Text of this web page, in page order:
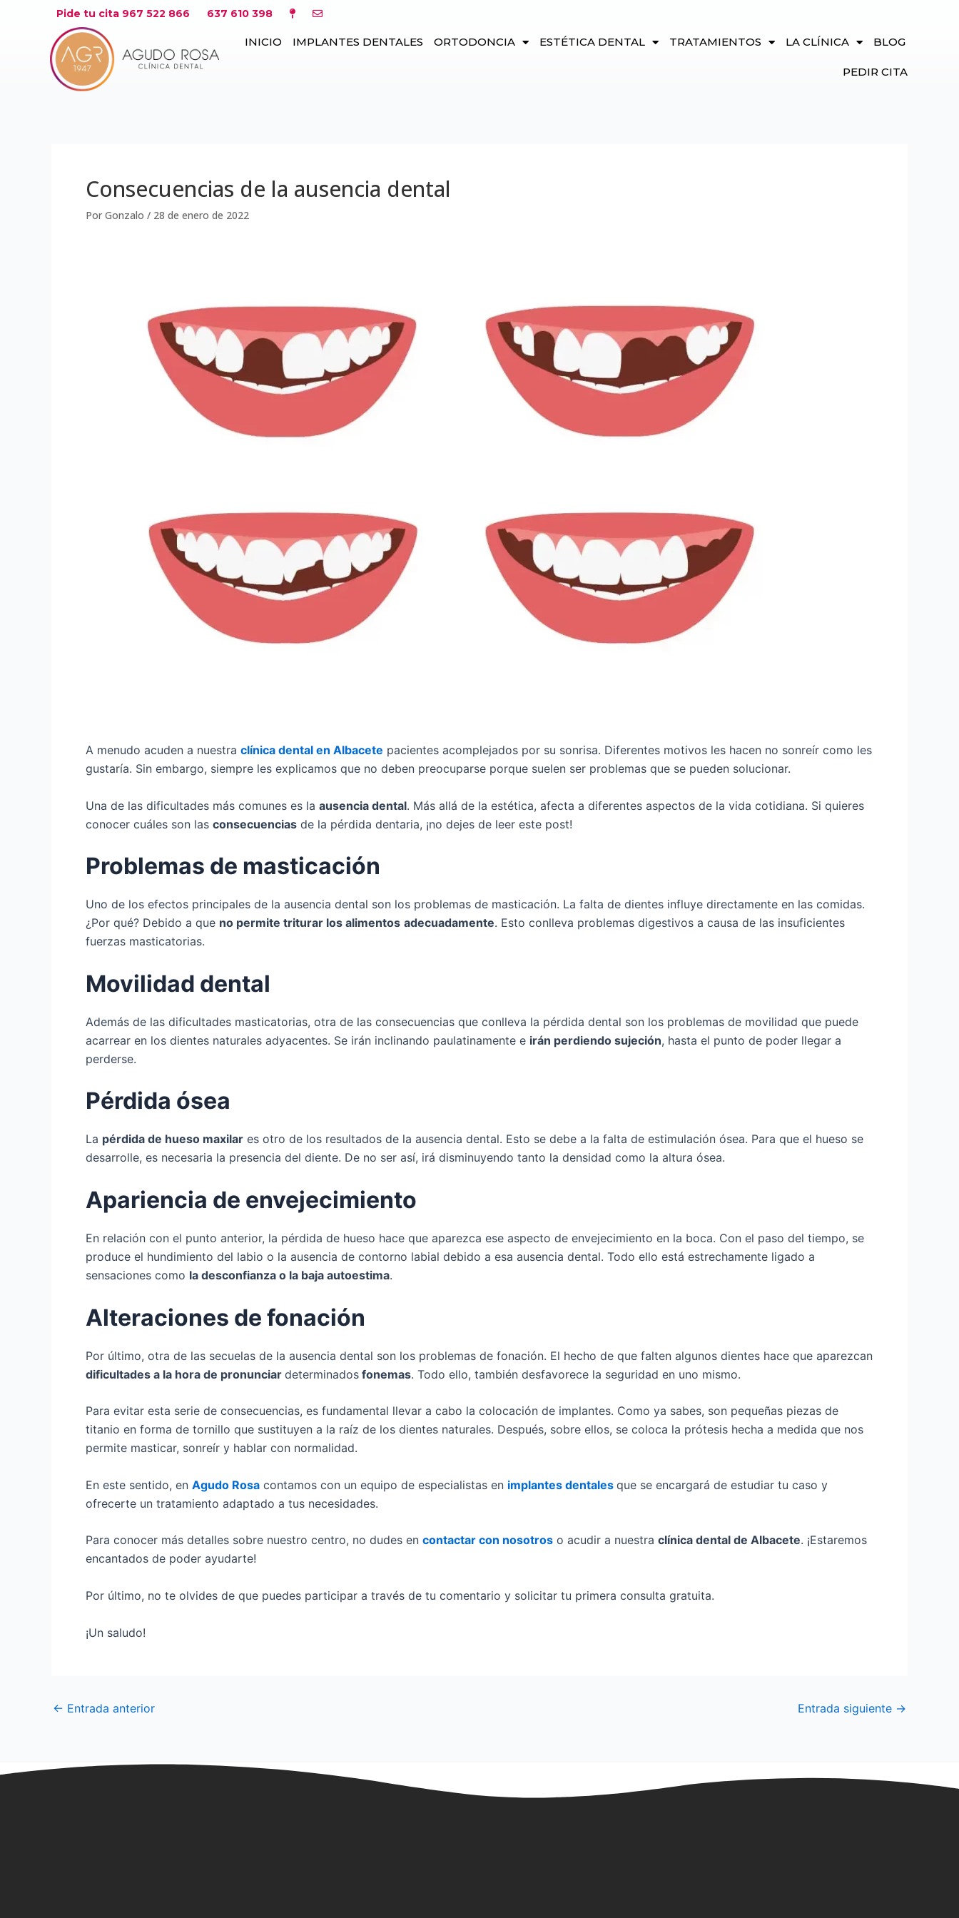
contenido
Pide tu cita 967 522 866 637 610 398
INICIO IMPLANTES DENTALES ORTODONCIA ESTÉTICA DENTAL TRATAMIENTOS LA CLÍNICA BLOG
PEDIR CITA
Consecuencias de la ausencia dental
Por Gonzalo / 28 de enero de 2022
A menudo acuden a nuestra clínica dental en Albacete pacientes acomplejados por su sonrisa. Diferentes motivos les hacen no sonreír como les
gustaría. Sin embargo, siempre les explicamos que no deben preocuparse porque suelen ser problemas que se pueden solucionar.
Una de las dificultades más comunes es la ausencia dental. Más allá de la estética, afecta a diferentes aspectos de la vida cotidiana. Si quieres
conocer cuáles son las consecuencias de la pérdida dentaria, ¡no dejes de leer este post!
Problemas de masticación
Uno de los efectos principales de la ausencia dental son los problemas de masticación. La falta de dientes influye directamente en las comidas.
¿Por qué? Debido a que no permite triturar los alimentos adecuadamente. Esto conlleva problemas digestivos a causa de las insuficientes
fuerzas masticatorias.
Movilidad dental
Además de las dificultades masticatorias, otra de las consecuencias que conlleva la pérdida dental son los problemas de movilidad que puede
acarrear en los dientes naturales adyacentes. Se irán inclinando paulatinamente e irán perdiendo sujeción, hasta el punto de poder llegar a
perderse.
Pérdida ósea
La pérdida de hueso maxilar es otro de los resultados de la ausencia dental. Esto se debe a la falta de estimulación ósea. Para que el hueso se
desarrolle, es necesaria la presencia del diente. De no ser así, irá disminuyendo tanto la densidad como la altura ósea.
Apariencia de envejecimiento
En relación con el punto anterior, la pérdida de hueso hace que aparezca ese aspecto de envejecimiento en la boca. Con el paso del tiempo, se
produce el hundimiento del labio o la ausencia de contorno labial debido a esa ausencia dental. Todo ello está estrechamente ligado a
sensaciones como la desconfianza o la baja autoestima.
Alteraciones de fonación
Por último, otra de las secuelas de la ausencia dental son los problemas de fonación. El hecho de que falten algunos dientes hace que aparezcan
dificultades a la hora de pronunciar determinados fonemas. Todo ello, también desfavorece la seguridad en uno mismo.
Para evitar esta serie de consecuencias, es fundamental llevar a cabo la colocación de implantes. Como ya sabes, son pequeñas piezas de
titanio en forma de tornillo que sustituyen a la raíz de los dientes naturales. Después, sobre ellos, se coloca la prótesis hecha a medida que nos
permite masticar, sonreír y hablar con normalidad.
En este sentido, en Agudo Rosa contamos con un equipo de especialistas en implantes dentales que se encargará de estudiar tu caso y
ofrecerte un tratamiento adaptado a tus necesidades.
Para conocer más detalles sobre nuestro centro, no dudes en contactar con nosotros o acudir a nuestra clínica dental de Albacete. ¡Estaremos
encantados de poder ayudarte!
Por último, no te olvides de que puedes participar a través de tu comentario y solicitar tu primera consulta gratuita.
¡Un saludo!
Navegación
entradas
← Entrada anterior Entrada siguiente →